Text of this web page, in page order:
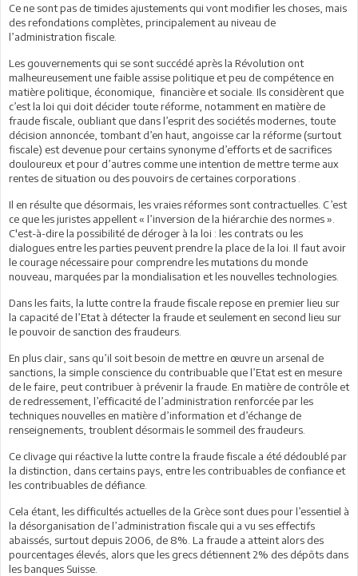
Ce ne sont pas de timides ajustements qui vont modifier les choses, mais
des refondations complètes, principalement au niveau de
l’administration fiscale.
Les gouvernements qui se sont succédé après la Révolution ont
malheureusement une faible assise politique et peu de compétence en
matière politique, économique, financière et sociale. Ils considèrent que
c’est la loi qui doit décider toute réforme, notamment en matière de
fraude fiscale, oubliant que dans l’esprit des sociétés modernes, toute
décision annoncée, tombant d’en haut, angoisse car la réforme (surtout
fiscale) est devenue pour certains synonyme d’efforts et de sacrifices
douloureux et pour d’autres comme une intention de mettre terme aux
rentes de situation ou des pouvoirs de certaines corporations .
Il en résulte que désormais, les vraies réformes sont contractuelles. C’est
ce que les juristes appellent « l’inversion de la hiérarchie des normes ».
C'est-à-dire la possibilité de déroger à la loi : les contrats ou les
dialogues entre les parties peuvent prendre la place de la loi. Il faut avoir
le courage nécessaire pour comprendre les mutations du monde
nouveau, marquées par la mondialisation et les nouvelles technologies.
Dans les faits, la lutte contre la fraude fiscale repose en premier lieu sur
la capacité de l’Etat à détecter la fraude et seulement en second lieu sur
le pouvoir de sanction des fraudeurs.
En plus clair, sans qu’il soit besoin de mettre en œuvre un arsenal de
sanctions, la simple conscience du contribuable que l’Etat est en mesure
de le faire, peut contribuer à prévenir la fraude. En matière de contrôle et
de redressement, l’efficacité de l’administration renforcée par les
techniques nouvelles en matière d’information et d’échange de
renseignements, troublent désormais le sommeil des fraudeurs.
Ce clivage qui réactive la lutte contre la fraude fiscale a été dédoublé par
la distinction, dans certains pays, entre les contribuables de confiance et
les contribuables de défiance.
Cela étant, les difficultés actuelles de la Grèce sont dues pour l’essentiel à
la désorganisation de l’administration fiscale qui a vu ses effectifs
abaissés, surtout depuis 2006, de 8%. La fraude a atteint alors des
pourcentages élevés, alors que les grecs détiennent 2% des dépôts dans
les banques Suisse.